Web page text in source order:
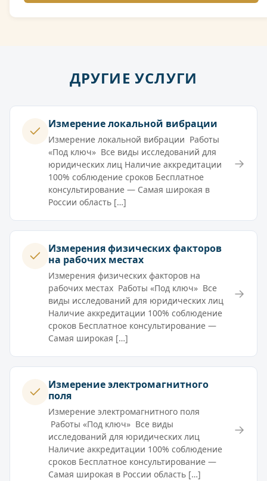
ДРУГИЕ УСЛУГИ
Измерение локальной вибрации
Измерение локальной вибрации Работы
«Под ключ» Все виды исследований для
юридических лиц Наличие аккредитации
100% соблюдение сроков Бесплатное
консультирование — Самая широкая в
России область […]
→
Измерения физических факторов
на рабочих местах
Измерения физических факторов на
рабочих местах Работы «Под ключ» Все
виды исследований для юридических лиц
Наличие аккредитации 100% соблюдение
сроков Бесплатное консультирование —
Самая широкая […]
→
Измерение электромагнитного
поля
Измерение электромагнитного поля
Работы «Под ключ» Все виды
исследований для юридических лиц
Наличие аккредитации 100% соблюдение
сроков Бесплатное консультирование —
Самая широкая в России область […]
→